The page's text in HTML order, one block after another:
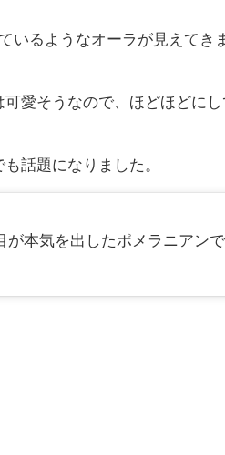
いるようなオーラが見えてき
愛そうなので、ほどほどに
話題になりました。
が本気を出したポメラニアン